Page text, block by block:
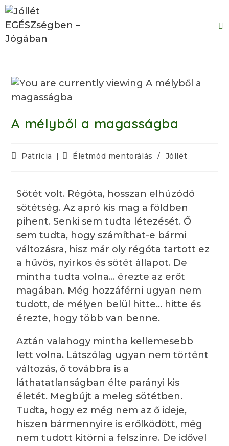
A mélyből a magasságba
Patrícia Életmód mentorálás / Jóllét
Sötét volt. Régóta, hosszan elhúzódó
sötétség. Az apró kis mag a földben
pihent. Senki sem tudta létezését. Ő
sem tudta, hogy számíthat-e bármi
változásra, hisz már oly régóta tartott ez
a hűvös, nyirkos és sötét állapot. De
mintha tudta volna… érezte az erőt
magában. Még hozzáférni ugyan nem
tudott, de mélyen belül hitte… hitte és
érezte, hogy több van benne.
Aztán valahogy mintha kellemesebb
lett volna. Látszólag ugyan nem történt
változás, ő továbbra is a
láthatatlanságban élte parányi kis
életét. Megbújt a meleg sötétben.
Tudta, hogy ez még nem az ő ideje,
hiszen bármennyire is erőlködött, még
nem tudott kitörni a felszínre. De idővel